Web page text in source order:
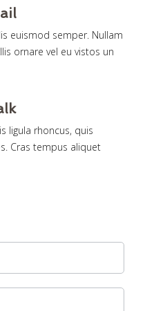
euismod semper. Nullam
ornare vel eu vistos un
ligula rhoncus, quis
Cras tempus aliquet